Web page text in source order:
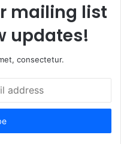
mailing list
updates!
consectetur.